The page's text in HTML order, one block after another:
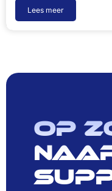
Lees meer
Op